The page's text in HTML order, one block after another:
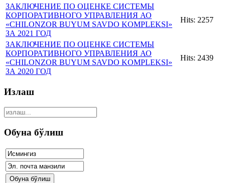
ЗАКЛЮЧЕНИЕ ПО ОЦЕНКЕ СИСТЕМЫ
КОРПОРАТИВНОГО УПРАВЛЕНИЯ АО
«CHILONZOR BUYUM SAVDO KOMPLEKSI»
ЗА 2021 ГОД
Hits: 2257
ЗАКЛЮЧЕНИЕ ПО ОЦЕНКЕ СИСТЕМЫ
КОРПОРАТИВНОГО УПРАВЛЕНИЯ АО
«CHILONZOR BUYUM SAVDO KOMPLEKSI»
ЗА 2020 ГОД
Hits: 2439
Излаш
Обуна бўлиш